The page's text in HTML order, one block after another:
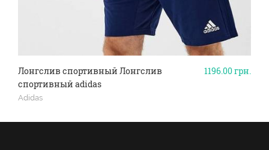
1196.00грн.
Лонгслив спортивный Лонгслив
спортивный adidas
Adidas